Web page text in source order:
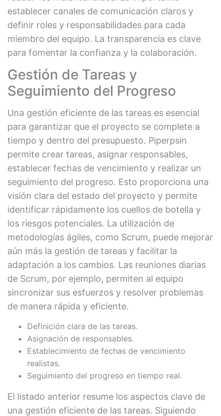
establecer canales de comunicación claros y
definir roles y responsabilidades para cada
miembro del equipo. La transparencia es clave
para fomentar la confianza y la colaboración.
Gestión de Tareas y
Seguimiento del Progreso
Una gestión eficiente de las tareas es esencial
para garantizar que el proyecto se complete a
tiempo y dentro del presupuesto. Piperpsin
permite crear tareas, asignar responsables,
establecer fechas de vencimiento y realizar un
seguimiento del progreso. Esto proporciona una
visión clara del estado del proyecto y permite
identificar rápidamente los cuellos de botella y
los riesgos potenciales. La utilización de
metodologías ágiles, como Scrum, puede mejorar
aún más la gestión de tareas y facilitar la
adaptación a los cambios. Las reuniones diarias
de Scrum, por ejemplo, permiten al equipo
sincronizar sus esfuerzos y resolver problemas
de manera rápida y eficiente.
Definición clara de las tareas.
Asignación de responsables.
Establecimiento de fechas de vencimiento
realistas.
Seguimiento del progreso en tiempo real.
El listado anterior resume los aspectos clave de
una gestión eficiente de las tareas. Siguiendo